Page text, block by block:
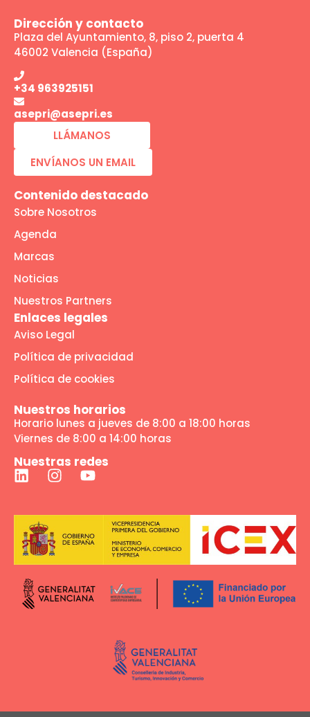
Dirección y contacto
Plaza del Ayuntamiento, 8, piso 2, puerta 4
46002 Valencia (España)
+34 963925151
asepri@asepri.es
LLÁMANOS
ENVÍANOS UN EMAIL
Contenido destacado
Sobre Nosotros
Agenda
Marcas
Noticias
Nuestros Partners
Enlaces legales
Aviso Legal
Política de privacidad
Política de cookies
Nuestros horarios
Horario lunes a jueves de 8:00 a 18:00 horas
Viernes de 8:00 a 14:00 horas
Nuestras redes